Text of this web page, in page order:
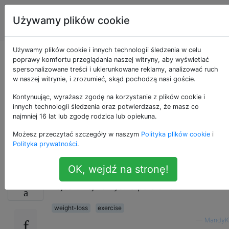
Sprawność
fizyczna
Czy jest najlepsza
pora dnia na
ćwiczenia na
odchudzanie?
Czy dla wyników odchudzania jest
weight-loss
exercise
MandyK
Używamy plików cookie
Używamy plików cookie i innych technologii śledzenia w celu
poprawy komfortu przeglądania naszej witryny, aby wyświetlać
spersonalizowane treści i ukierunkowane reklamy, analizować ruch
w naszej witrynie, i zrozumieć, skąd pochodzą nasi goście.
Kontynuując, wyrażasz zgodę na korzystanie z plików cookie i
innych technologii śledzenia oraz potwierdzasz, że masz co
najmniej 16 lat lub zgodę rodzica lub opiekuna.
Możesz przeczytać szczegóły w naszym Polityka plików cookie i
Polityka prywatności.
OK, wejdź na stronę!